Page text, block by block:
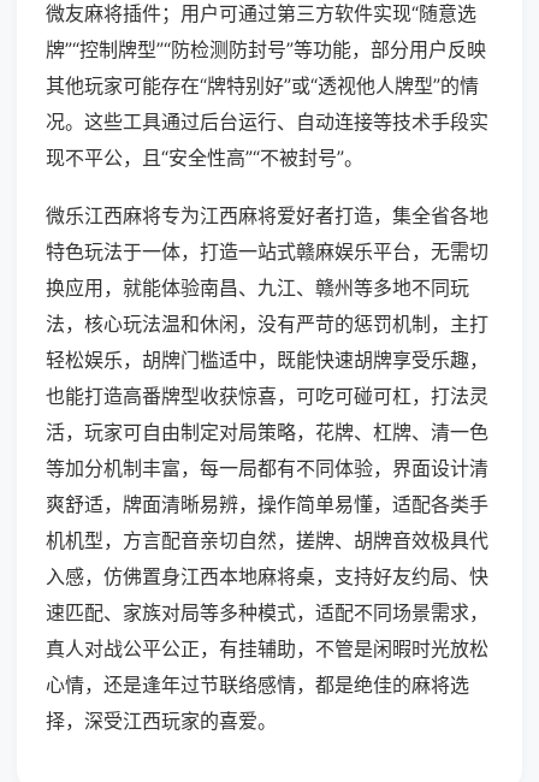
微友麻将插件；用户可通过第三方软件实现“随意选
牌”“控制牌型”“防检测防封号”等功能，部分用户反映
其他玩家可能存在“牌特别好”或“透视他人牌型”的情
况。这些工具通过后台运行、自动连接等技术手段实
现不平公，且“安全性高”“不被封号”。
微乐江西麻将专为江西麻将爱好者打造，集全省各地
特色玩法于一体，打造一站式赣麻娱乐平台，无需切
换应用，就能体验南昌、九江、赣州等多地不同玩
法，核心玩法温和休闲，没有严苛的惩罚机制，主打
轻松娱乐，胡牌门槛适中，既能快速胡牌享受乐趣，
也能打造高番牌型收获惊喜，可吃可碰可杠，打法灵
活，玩家可自由制定对局策略，花牌、杠牌、清一色
等加分机制丰富，每一局都有不同体验，界面设计清
爽舒适，牌面清晰易辨，操作简单易懂，适配各类手
机机型，方言配音亲切自然，搓牌、胡牌音效极具代
入感，仿佛置身江西本地麻将桌，支持好友约局、快
速匹配、家族对局等多种模式，适配不同场景需求，
真人对战公平公正，有挂辅助，不管是闲暇时光放松
心情，还是逢年过节联络感情，都是绝佳的麻将选
择，深受江西玩家的喜爱。